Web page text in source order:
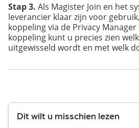
Stap 3. Als Magister Join en het
leverancier klaar zijn voor
koppeling via de Privacy
koppeling kunt u precies zien
uitgewisseld wordt en met welk
Dit wilt u misschien lezen